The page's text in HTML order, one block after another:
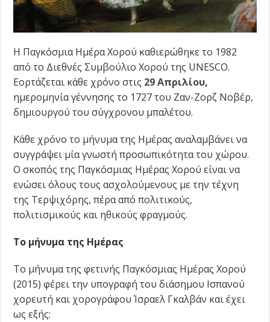
Η Παγκόσμια Ημέρα Χορού καθιερώθηκε το 1982
από το Διεθνές Συμβούλιο Χορού της UNESCO.
Εορτάζεται κάθε χρόνο στις 29 Απριλίου,
ημερομηνία γέννησης το 1727 του Ζαν-Ζορζ Νοβέρ,
δημιουργού του σύγχρονου μπαλέτου.
Κάθε χρόνο το μήνυμα της Ημέρας αναλαμβάνει να
συγγράψει μία γνωστή προσωπικότητα του χώρου.
Ο σκοπός της Παγκόσμιας Ημέρας Χορού είναι να
ενώσει όλους τους ασχολούμενους με την τέχνη
της Τερψιχόρης, πέρα από πολιτικούς,
πολιτισμικούς και ηθικούς φραγμούς.
Το μήνυμα της Ημέρας
Το μήνυμα της φετινής Παγκόσμιας Ημέρας Χορού
(2015) φέρει την υπογραφή του διάσημου Ισπανού
χορευτή και χορογράφου Ίσραελ Γκαλβάν και έχει
ως εξής: